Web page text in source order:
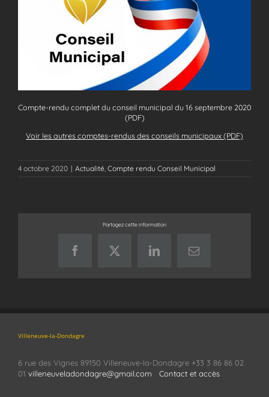
Compte-rendu complet du conseil municipal du 16 septembre 2020
(PDF)
Voir les autres comptes-rendus des conseils municipaux (PDF)
4 octobre 2020 | Actualité, Compte rendu Conseil Municipal
Partagez cette information
FacebookX LinkedInEmail
Villeneuve-la-Dondagre
6 rue des Vignes 89150 Villeneuve-la-Dondagre +33 3 86 86 02
01 villeneuveladondagre@gmail.com Contact et accès